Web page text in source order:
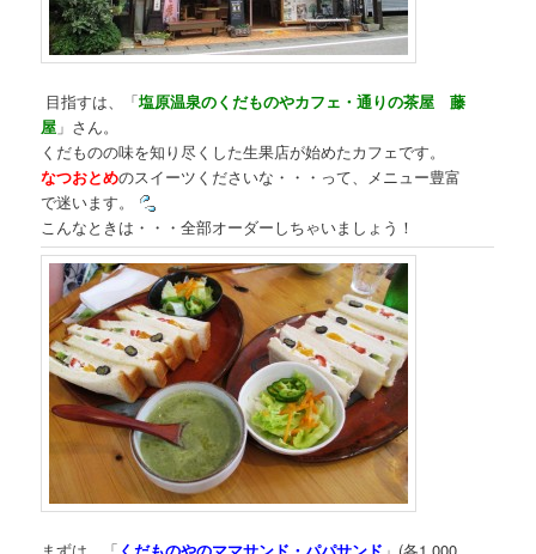
目指すは、「塩原温泉のくだものやカフェ・通りの茶屋 藤
屋 」さん。
くだものの味を知り尽くした生果店が始めたカフェです。
なつおとめのスイーツくださいな・・・って、メニュー豊富
で迷います。
こんなときは・・・全部オーダーしちゃいましょう！